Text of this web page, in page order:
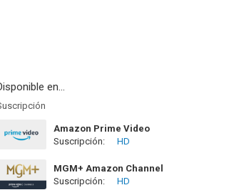
en...
Amazon Prime Video
Suscripción:
HD
MGM+ Amazon Channel
Suscripción:
HD